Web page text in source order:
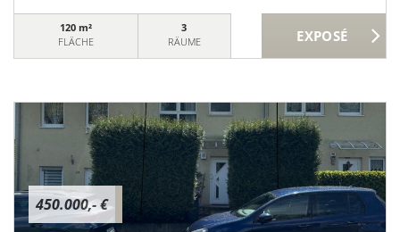
120 m²
FLÄCHE
3
RÄUME
450.000,- €